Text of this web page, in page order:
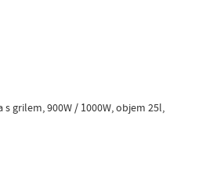
grilem, 900W / 1000W, objem 25l,